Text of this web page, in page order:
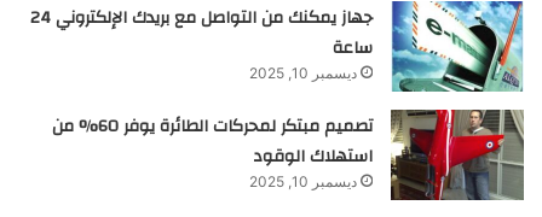
جهاز يمكنك من التواصل مع بريدك الإلكتروني 24
ساعة
ديسمبر 10, 2025
تصميم مبتكر لمحركات الطائرة يوفر 60% من
استهلاك الوقود
ديسمبر 10, 2025